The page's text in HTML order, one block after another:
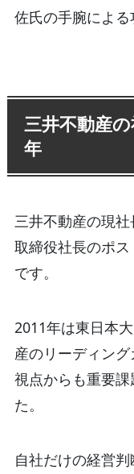
佐氏の手腕による
三井不動産
年
三井不動産の現
取締役社長のポ
です。
2011年は東日本
産のリーディン
視点からも重要
た。
自社だけの経営